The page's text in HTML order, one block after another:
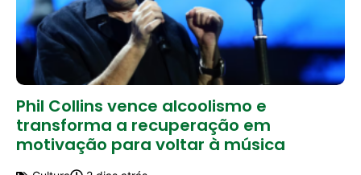
Phil Collins vence alcoolismo e
transforma a recuperação em
motivação para voltar à música